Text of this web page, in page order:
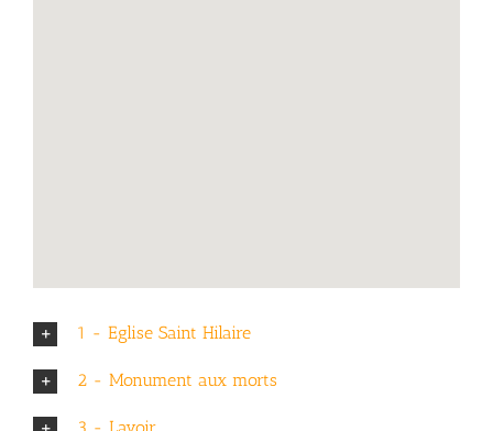
1 - Eglise Saint Hilaire
2 - Monument aux morts